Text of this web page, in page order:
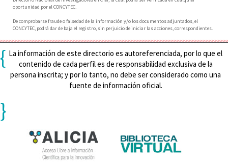
oportunidad por el CONCYTEC.
De comprobarse fraude o falsedad de la información y/o los documentos adjuntados, el
CONCYTEC, podrá dar de baja el registro, sin perjuicio de iniciar las acciones, correspondientes.
{ La información de este directorio es autoreferenciada, por lo que el
contenido de cada perfil es de responsabilidad exclusiva de la
persona inscrita; y por lo tanto, no debe ser considerado como una
fuente de información oficial.
}